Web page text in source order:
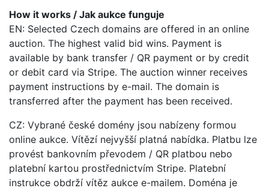
How it works / Jak aukce funguje
EN: Selected Czech domains are offered in an online
auction. The highest valid bid wins. Payment is
available by bank transfer / QR payment or by credit
or debit card via Stripe. The auction winner receives
payment instructions by e-mail. The domain is
transferred after the payment has been received.
CZ: Vybrané české domény jsou nabízeny formou
online aukce. Vítězí nejvyšší platná nabídka. Platbu lze
provést bankovním převodem / QR platbou nebo
platební kartou prostřednictvím Stripe. Platební
instrukce obdrží vítěz aukce e-mailem. Doména je